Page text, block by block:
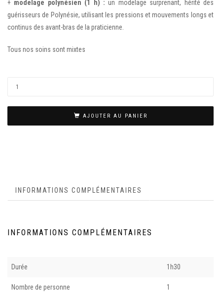
+ modelage polynésien (1 h) : un modelage surprenant, hérité des
guérisseurs de Polynésie, utilisant les pressions et mouvements longs et
continus des avant-bras de la praticienne.
Tous nos soins sont mixtes
AJOUTER AU PANIER
INFORMATIONS COMPLÉMENTAIRES
INFORMATIONS COMPLÉMENTAIRES
Durée 1h30
Nombre de personne 1